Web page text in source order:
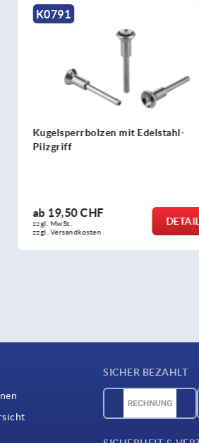
K2106
Positionsanzeiger mit Edelstahl-
Hohlwelle, 3 Dekaden
ab96,62 CHF
zzgl. MwSt.
zzgl. Versandkosten
SICHER BEZAHLT